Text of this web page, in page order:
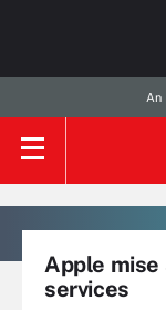
An
Apple
services